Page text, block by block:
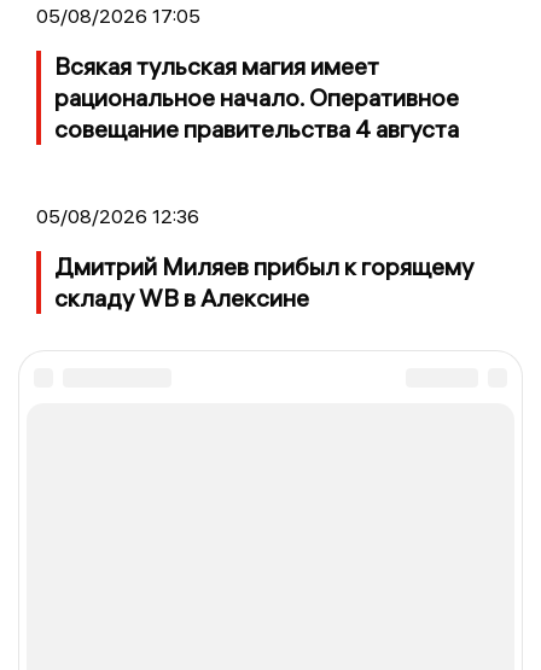
05/08/2026 17:05
Всякая тульская магия имеет
рациональное начало. Оперативное
совещание правительства 4 августа
05/08/2026 12:36
Дмитрий Миляев прибыл к горящему
складу WB в Алексине